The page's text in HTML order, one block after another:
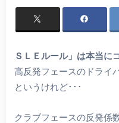
ＳＬＥルール」は本当に
高反発フェースのドライ
というけれど･･･
クラブフェースの反発係